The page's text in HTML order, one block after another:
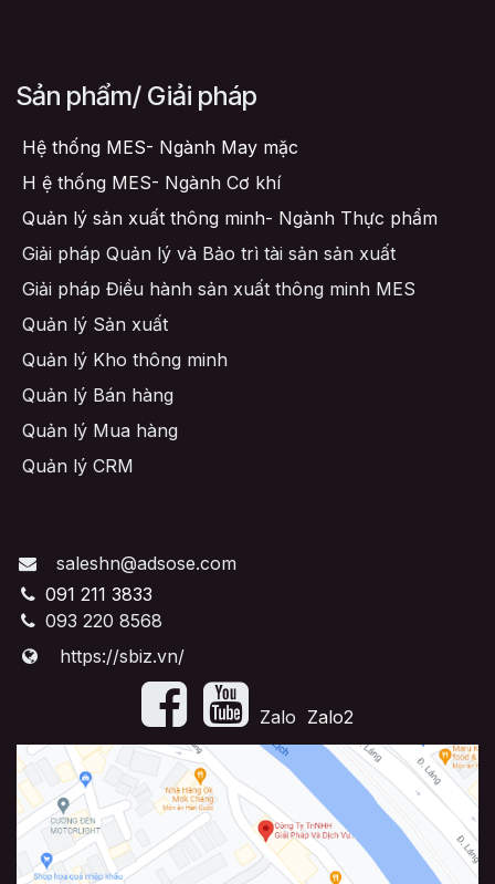
Sản phẩm/ Giải pháp
Hệ thống MES- Ngành May mặc
H ệ thống MES- Ngành Cơ khí
Quản lý sản xuất thông minh- Ngành Thực phẩm
Giải pháp Quản lý và Bảo trì tài sản sản xuất
Giải pháp Điều hành sản xuất thông minh MES
Quản lý Sản xuất
Quản lý Kho thông minh
Quản lý Bán hàng
Quản lý Mua hàng
Quản lý CRM
saleshn@adsose.com
091 211 3833
093 220 8568
https://sbiz.vn/
​Zalo Zalo2